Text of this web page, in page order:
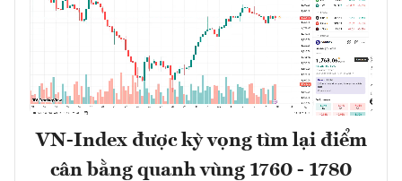
VN-Index được kỳ vọng tìm lại điểm
cân bằng quanh vùng 1760 - 1780